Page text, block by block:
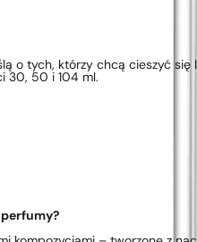
o tych, którzy chcą cieszyć
30, 50 i 104 ml.
perfumy?